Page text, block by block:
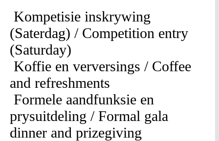
Kompetisie inskrywing
(Saterdag) / Competition entry
(Saturday)
Koffie en verversings / Coffee
and refreshments
Formele aandfunksie en
prysuitdeling / Formal gala
dinner and prizegiving